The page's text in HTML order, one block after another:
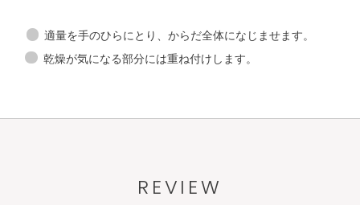
適量を手のひらにとり、からだ全体になじませます。
乾燥が気になる部分には重ね付けします。
REVIEW